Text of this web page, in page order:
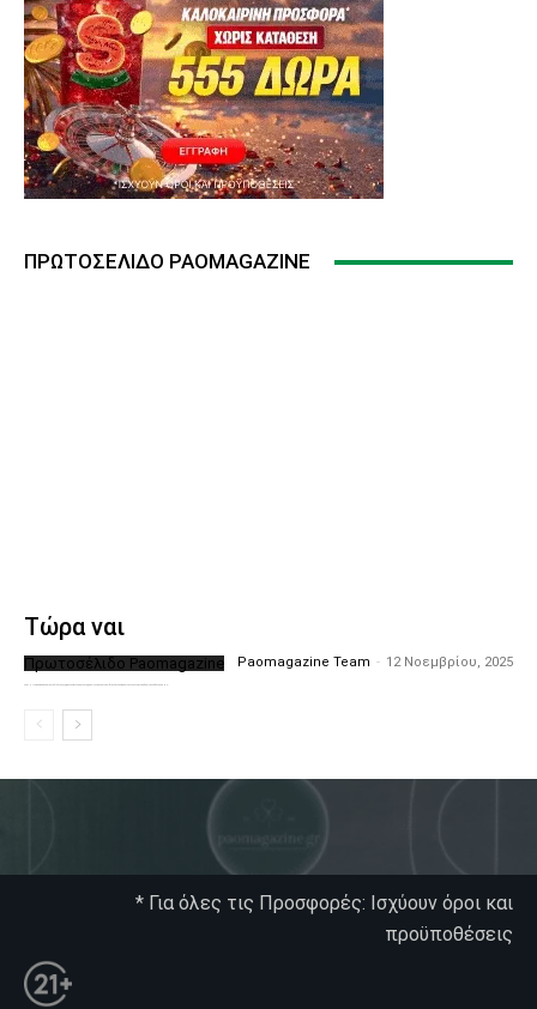
ΠΡΩΤΟΣΈΛΙΔΟ PAOMAGAZINE
Τώρα ναι
Πρωτοσέλιδο Paomagazine Paomagazine Team - 12 Νοεμβρίου, 2025
* Για όλες τις Προσφορές: Ισχύουν όροι και
προϋποθέσεις